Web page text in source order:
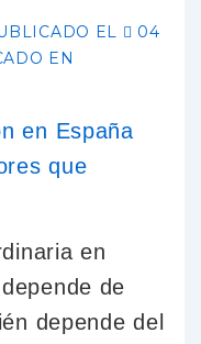
EL
04
EN
en
de
depende del